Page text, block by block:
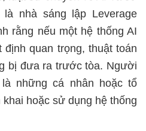
nhà sáng lập Leverage
rằng nếu một hệ thống AI
quan trọng, thuật toán
bị đưa ra trước tòa. Người
những cá nhân hoặc tổ
hoặc sử dụng hệ thống